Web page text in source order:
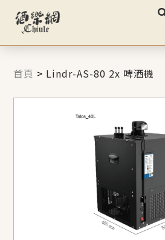
首頁 > Lindr-AS-80 2x 啤酒機